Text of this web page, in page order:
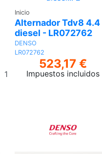
Añadir
al
Inicio
Alternador Tdv8 4.4
diesel - LR072762
DENSO
LR072762
523,17 €
Impuestos incluidos